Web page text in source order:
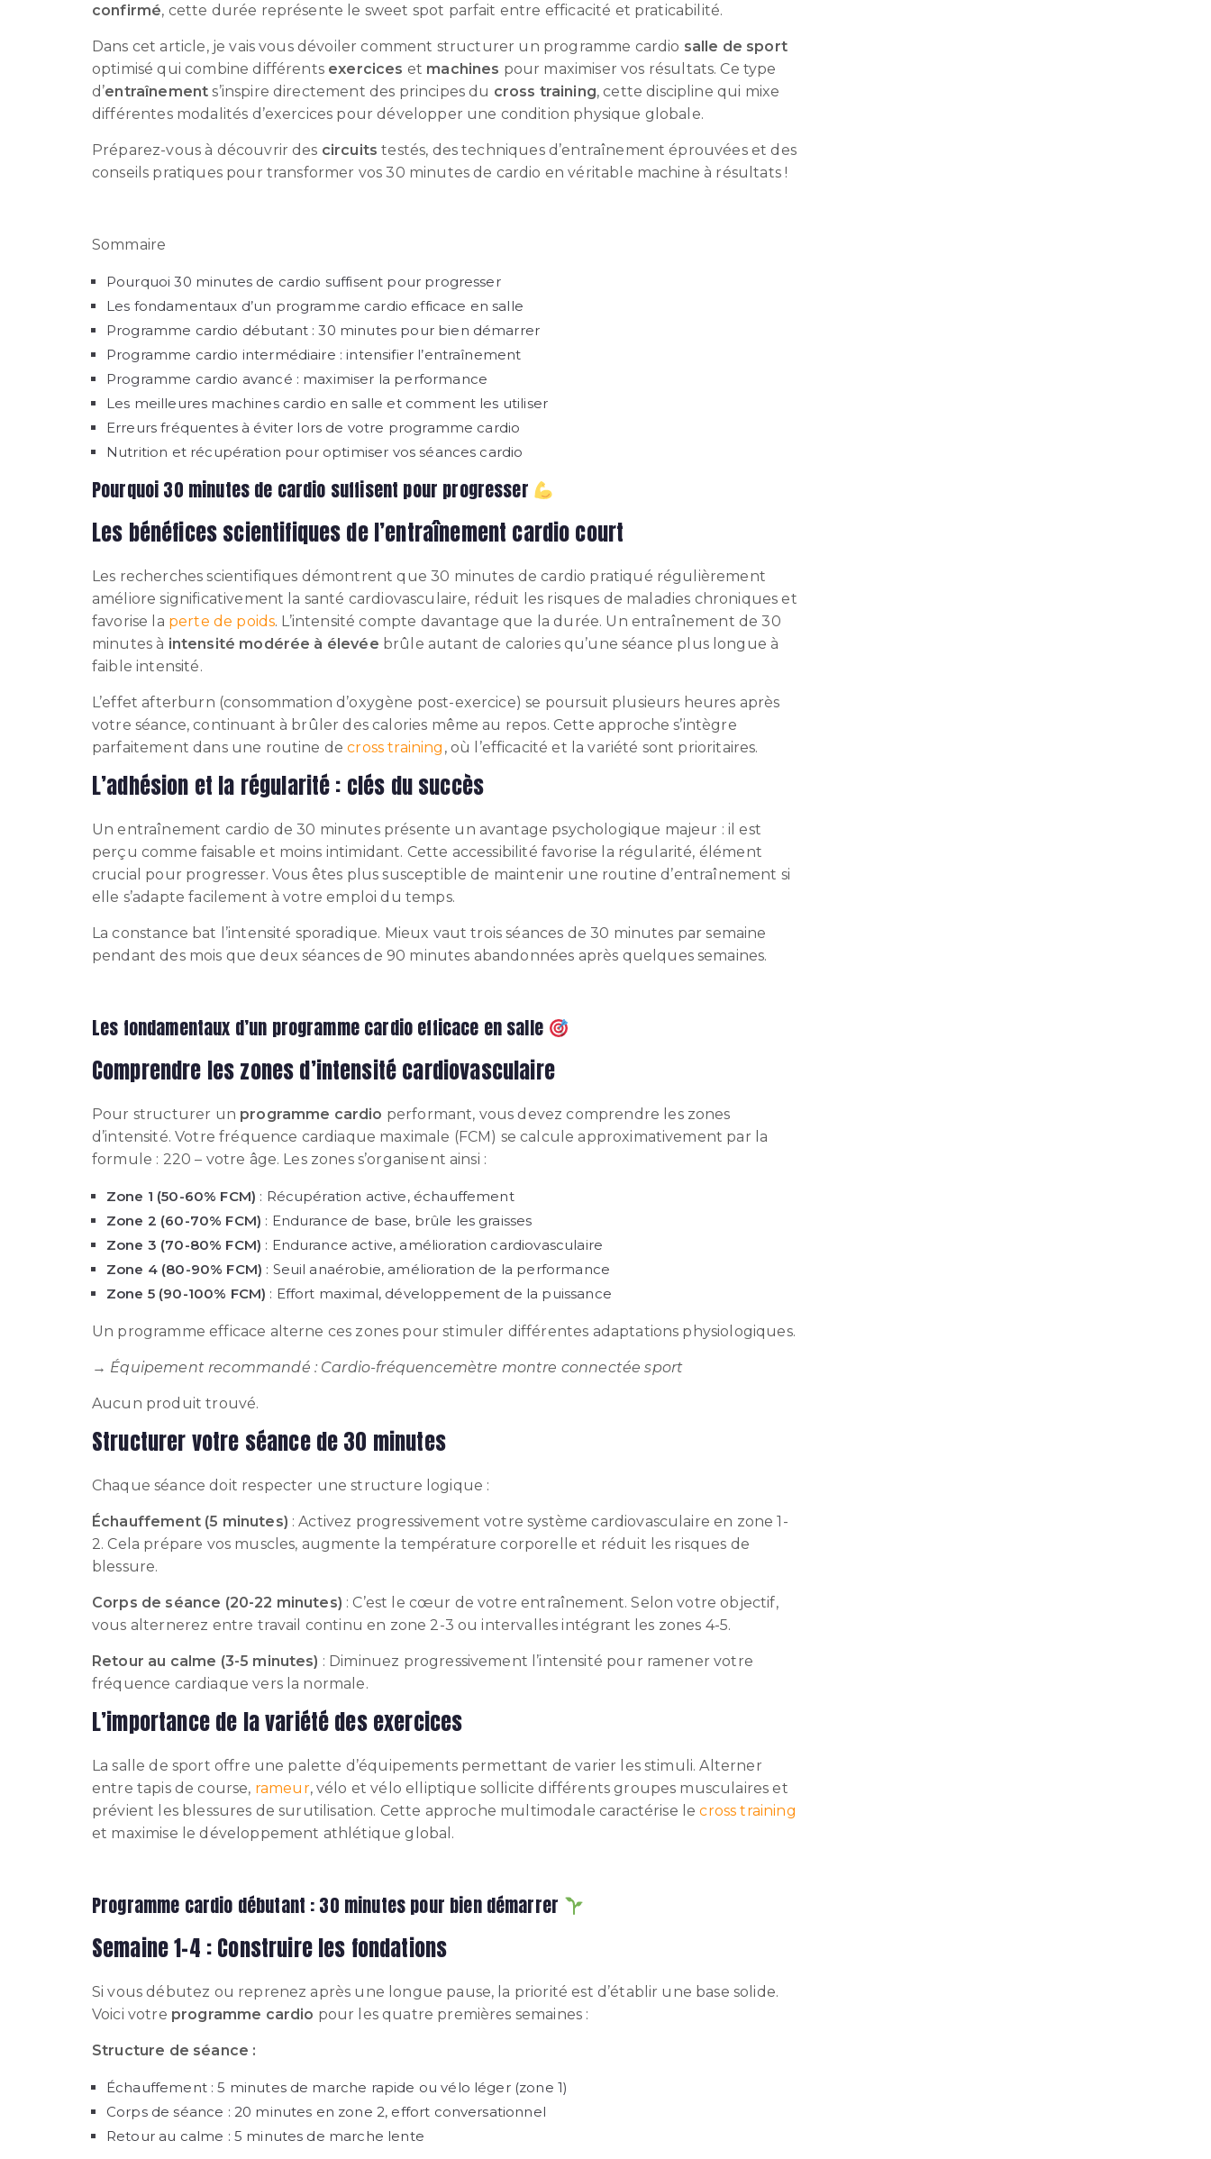
confirmé, cette durée représente le sweet spot parfait entre efficacité et praticabilité.
Dans cet article, je vais vous dévoiler comment structurer un programme cardio salle de sport
optimisé qui combine différents exercices et machines pour maximiser vos résultats. Ce type
d’entraînement s’inspire directement des principes du cross training, cette discipline qui mixe
différentes modalités d’exercices pour développer une condition physique globale.
Préparez-vous à découvrir des circuits testés, des techniques d’entraînement éprouvées et des
conseils pratiques pour transformer vos 30 minutes de cardio en véritable machine à résultats !
Sommaire
Pourquoi 30 minutes de cardio suffisent pour progresser
Les fondamentaux d’un programme cardio efficace en salle
Programme cardio débutant : 30 minutes pour bien démarrer
Programme cardio intermédiaire : intensifier l’entraînement
Programme cardio avancé : maximiser la performance
Les meilleures machines cardio en salle et comment les utiliser
Erreurs fréquentes à éviter lors de votre programme cardio
Nutrition et récupération pour optimiser vos séances cardio
Pourquoi 30 minutes de cardio suffisent pour progresser
Les bénéfices scientifiques de l’entraînement cardio court
Les recherches scientifiques démontrent que 30 minutes de cardio pratiqué régulièrement
améliore significativement la santé cardiovasculaire, réduit les risques de maladies chroniques et
favorise la perte de poids. L’intensité compte davantage que la durée. Un entraînement de 30
minutes à intensité modérée à élevée brûle autant de calories qu’une séance plus longue à
faible intensité.
L’effet afterburn (consommation d’oxygène post-exercice) se poursuit plusieurs heures après
votre séance, continuant à brûler des calories même au repos. Cette approche s’intègre
parfaitement dans une routine de cross training , où l’efficacité et la variété sont prioritaires.
L’adhésion et la régularité : clés du succès
Un entraînement cardio de 30 minutes présente un avantage psychologique majeur : il est
perçu comme faisable et moins intimidant. Cette accessibilité favorise la régularité, élément
crucial pour progresser. Vous êtes plus susceptible de maintenir une routine d’entraînement si
elle s’adapte facilement à votre emploi du temps.
La constance bat l’intensité sporadique. Mieux vaut trois séances de 30 minutes par semaine
pendant des mois que deux séances de 90 minutes abandonnées après quelques semaines.
Les fondamentaux d’un programme cardio efficace en salle
Comprendre les zones d’intensité cardiovasculaire
Pour structurer un programme cardio performant, vous devez comprendre les zones
d’intensité. Votre fréquence cardiaque maximale (FCM) se calcule approximativement par la
formule : 220 – votre âge. Les zones s’organisent ainsi :
Zone 1 (50-60% FCM) : Récupération active, échauffement
Zone 2 (60-70% FCM) : Endurance de base, brûle les graisses
Zone 3 (70-80% FCM) : Endurance active, amélioration cardiovasculaire
Zone 4 (80-90% FCM) : Seuil anaérobie, amélioration de la performance
Zone 5 (90-100% FCM) : Effort maximal, développement de la puissance
Un programme efficace alterne ces zones pour stimuler différentes adaptations physiologiques.
→ Équipement recommandé : Cardio-fréquencemètre montre connectée sport
Aucun produit trouvé.
Structurer votre séance de 30 minutes
Chaque séance doit respecter une structure logique :
Échauffement (5 minutes) : Activez progressivement votre système cardiovasculaire en zone 1-
2. Cela prépare vos muscles, augmente la température corporelle et réduit les risques de
blessure.
Corps de séance (20-22 minutes) : C’est le cœur de votre entraînement. Selon votre objectif,
vous alternerez entre travail continu en zone 2-3 ou intervalles intégrant les zones 4-5.
Retour au calme (3-5 minutes) : Diminuez progressivement l’intensité pour ramener votre
fréquence cardiaque vers la normale.
L’importance de la variété des exercices
La salle de sport offre une palette d’équipements permettant de varier les stimuli. Alterner
entre tapis de course, rameur, vélo et vélo elliptique sollicite différents groupes musculaires et
prévient les blessures de surutilisation. Cette approche multimodale caractérise le cross training
et maximise le développement athlétique global.
Programme cardio débutant : 30 minutes pour bien démarrer
Semaine 1-4 : Construire les fondations
Si vous débutez ou reprenez après une longue pause, la priorité est d’établir une base solide.
Voici votre programme cardio pour les quatre premières semaines :
Structure de séance :
Échauffement : 5 minutes de marche rapide ou vélo léger (zone 1)
Corps de séance : 20 minutes en zone 2, effort conversationnel
Retour au calme : 5 minutes de marche lente